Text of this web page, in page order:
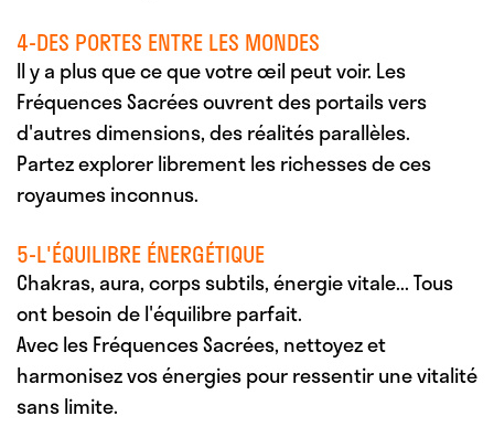
4-DES PORTES ENTRE LES MONDES
Il y a plus que ce que votre œil peut voir. Les
Fréquences Sacrées ouvrent des portails vers
d'autres dimensions, des réalités parallèles.
Partez explorer librement les richesses de ces
royaumes inconnus.
5-L'ÉQUILIBRE ÉNERGÉTIQUE
Chakras, aura, corps subtils, énergie vitale... Tous
ont besoin de l'équilibre parfait.
Avec les Fréquences Sacrées, nettoyez et
harmonisez vos énergies pour ressentir une vitalité
sans limite.